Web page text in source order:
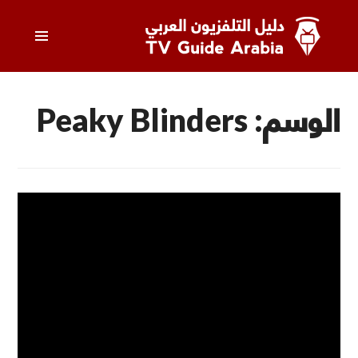
المحتوى
دليل التلفزيون العربي
الوسم:Peaky Blinders